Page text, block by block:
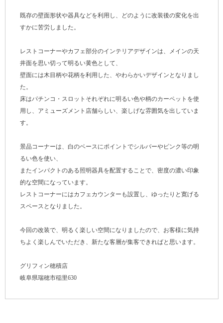
既存の壁面形状や器具などを利用し、どのように改装後の変化を出
すかに苦労しました。
レストコーナーやカフェ部分のインテリアデザインは、メインの天
井面を思い切って明るい黄色として、
壁面には木目柄や花柄を利用した、やわらかいデザインとなりまし
た。
床はパチンコ・スロットそれぞれに明るい色や柄のカーペットを使
用し、アミューズメント店舗らしい、楽しげな雰囲気を出していま
す。
景品コーナーは、白のベースにポイントでシルバーやピンク等の明
るい色を使い、
またインパクトのある照明器具を配置することで、密度の濃い印象
的な空間になっています。
レストコーナーにはカフェカウンターも設置し、ゆったりと寛げる
スペースとなりました。
今回の改装で、明るく楽しい空間になりましたので、お客様に気持
ちよく楽しんでいただき、新たな客層が集客できればと思います。
グリフィン穂積店
岐阜県瑞穂市稲里630